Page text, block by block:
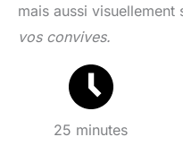
mais aussi visuellement
vos convives.
25 minutes